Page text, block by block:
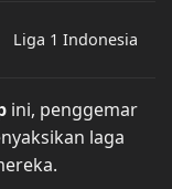
Liga 1 Indonesia
ini, penggemar
laga